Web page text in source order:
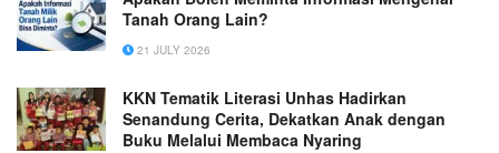
Tanah Orang Lain?
21 JULY 2026
KKN Tematik Literasi Unhas Hadirkan
Senandung Cerita, Dekatkan Anak dengan
Buku Melalui Membaca Nyaring